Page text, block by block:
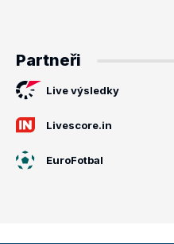
Partneři
Live výsledky
Livescore.in
EuroFotbal